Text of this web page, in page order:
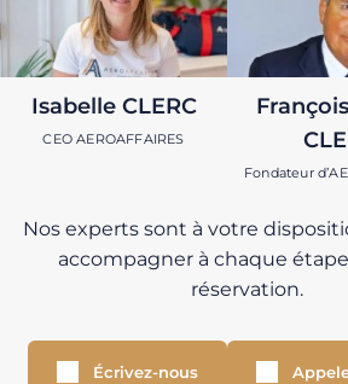
Isabelle CLERC
CEO AEROAFFAIRES
Fondateur
Nos experts sont à votre
accompagner à chaque
réservation.
Écrivez-nous